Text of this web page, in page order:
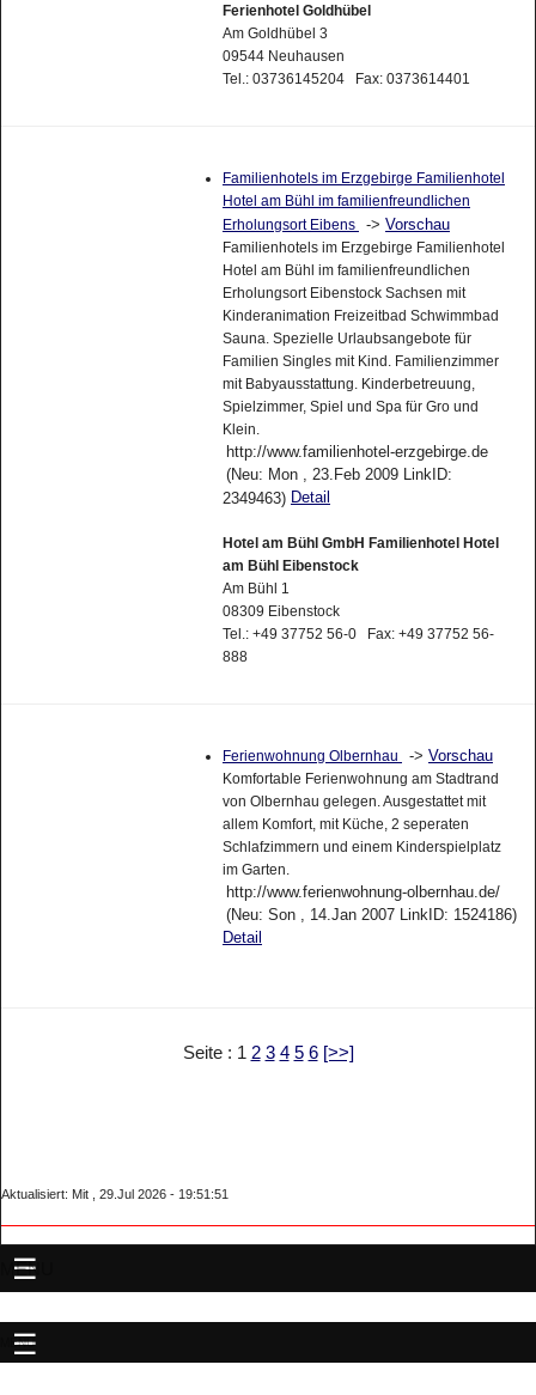
Ferienhotel Goldhübel
Am Goldhübel 3
09544 Neuhausen
Tel.: 03736145204 Fax: 0373614401
Familienhotels im Erzgebirge Familienhotel
Hotel am Bühl im familienfreundlichen
Erholungsort Eibens
-> Vorschau
Familienhotels im Erzgebirge Familienhotel
Hotel am Bühl im familienfreundlichen
Erholungsort Eibenstock Sachsen mit
Kinderanimation Freizeitbad Schwimmbad
Sauna. Spezielle Urlaubsangebote für
Familien Singles mit Kind. Familienzimmer
mit Babyausstattung. Kinderbetreuung,
Spielzimmer, Spiel und Spa für Gro und
Klein.
http://www.familienhotel-erzgebirge.de
(Neu: Mon , 23.Feb 2009 LinkID:
2349463) Detail
Hotel am Bühl GmbH Familienhotel Hotel
am Bühl Eibenstock
Am Bühl 1
08309 Eibenstock
Tel.: +49 37752 56-0 Fax: +49 37752 56-
888
Ferienwohnung Olbernhau -> Vorschau
Komfortable Ferienwohnung am Stadtrand
von Olbernhau gelegen. Ausgestattet mit
allem Komfort, mit Küche, 2 seperaten
Schlafzimmern und einem Kinderspielplatz
im Garten.
http://www.ferienwohnung-olbernhau.de/
(Neu: Son , 14.Jan 2007 LinkID: 1524186)
Detail
Seite : 1 2 3 4 5 6 [>>]
Aktualisiert: Mit , 29.Jul 2026 - 19:51:51
MENU
MENU